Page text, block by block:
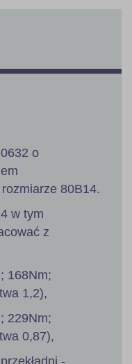
o
80B14.
w tym
z
168Nm;
1,2),
229Nm;
0,87),
-